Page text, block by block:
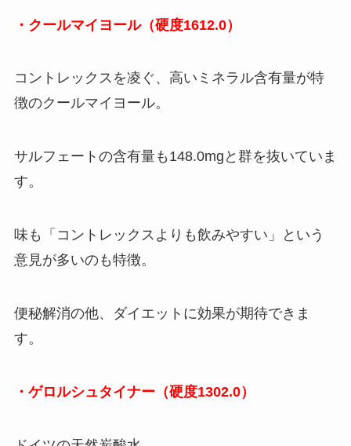
・クールマイヨール（硬度1612.0）
コントレックスを凌ぐ、高いミネラル含有量が特
徴のクールマイヨール。
サルフェートの含有量も148.0mgと群を抜いていま
す。
味も「コントレックスよりも飲みやすい」という
意見が多いのも特徴。
便秘解消の他、ダイエットに効果が期待できま
す。
・ゲロルシュタイナー（硬度1302.0）